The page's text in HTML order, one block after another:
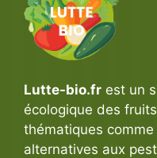
Lutte-bio.fr est un
écologique des
thématiques
alternatives aux